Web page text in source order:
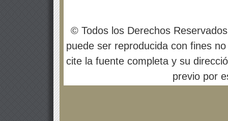
© Todos los Derechos
puede ser reproducida con fines
cite la fuente completa y su
previo por